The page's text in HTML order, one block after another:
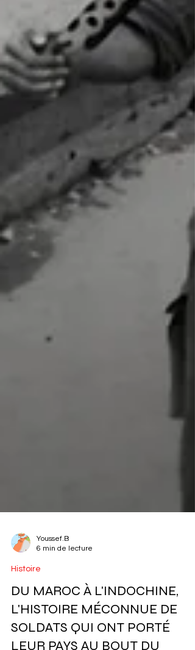
Youssef.B
DU MAROC À L'INDOCHINE,
L'HISTOIRE MÉCONNUE DE
SOLDATS QUI ONT PORTÉ